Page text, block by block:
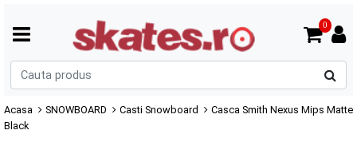
0
Acasa SNOWBOARD Casti Snowboard
Casca Smith Nexus Mips Matte
Black